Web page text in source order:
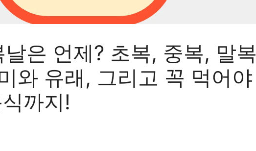
은 언제? 초복, 중복, 말복
와 유래, 그리고 꼭 먹어야
까지!